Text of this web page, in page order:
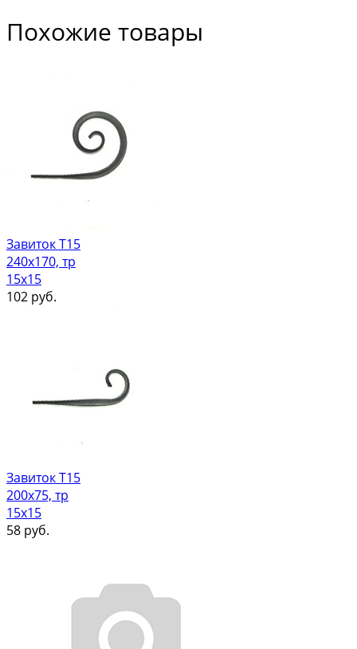
Похожие товары
Завиток Т15
240х170, тр
15х15
102 руб.
Завиток Т15
200х75, тр
15х15
58 руб.